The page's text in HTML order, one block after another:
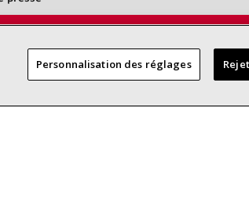
DÉPOSITAIRES
Personnalisation des réglages